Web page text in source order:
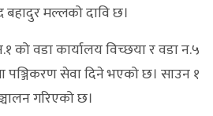
बहादुर मल्लको दावि छ।
को वडा कार्यालय विच्छया र वडा न.५
पञ्जिकरण सेवा दिने भएको छ। साउन १
गरिएको छ।